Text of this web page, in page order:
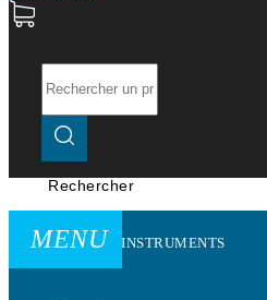
Rechercher
MENU INSTRUMENTS